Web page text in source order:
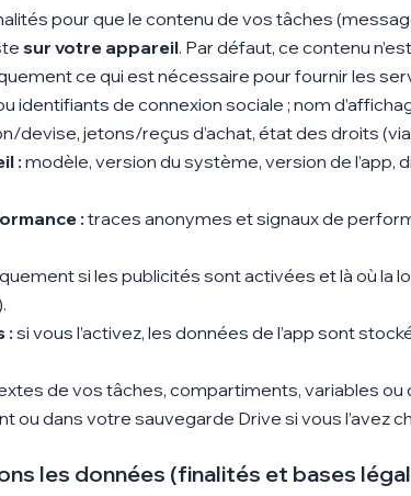
pour que le contenu de vos tâches
sur votre appareil. Par défaut, ce contenu n’est
ce qui est nécessaire pour fournir les
identifiants de connexion sociale ; nom
devise, jetons/reçus d’achat, état des droits
:modèle, version du système, version de l’app,
: traces anonymes et signaux de
si les publicités sont activées et là où la
:si vous l’activez, les données de l’app sont
de vos tâches, compartiments, variables ou
ou dans votre sauvegarde Drive si vous l’avez
les données (finalités et bases